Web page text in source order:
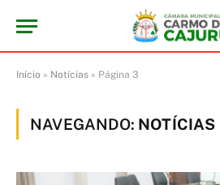
Início » Notícias » Página 3
NAVEGANDO: NOTÍCIAS